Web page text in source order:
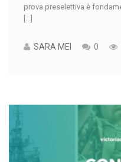
prova preselettiva è
[...]
SARA MEI 0